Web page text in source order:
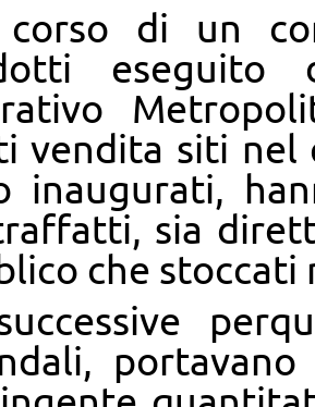
corso di un
eseguito
vendita siti nel
inaugurati,
sia
che stoccati